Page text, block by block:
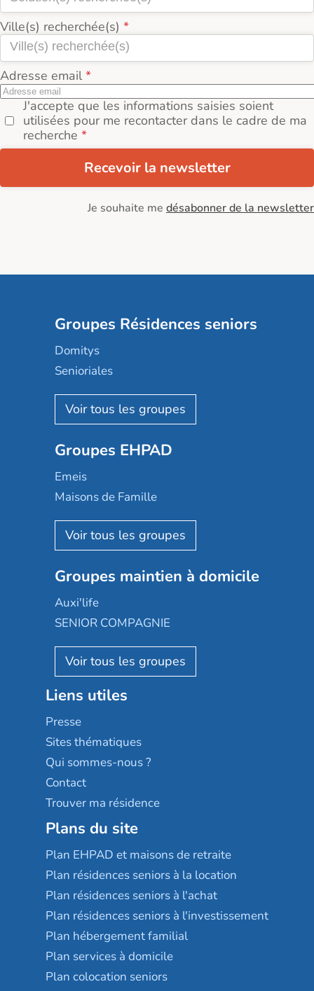
Ville(s) recherchée(s)
Adresse email
J'accepte que les informations saisies soient
utilisées pour me recontacter dans le cadre de ma
recherche
Recevoir la newsletter
Je souhaite me désabonner de la newsletter
Groupes Résidences seniors
Domitys
Senioriales
Nohée
Les Résidentiels
Mobicap
Domusvi
Happy Senior
Aquarelia
Nexity edenea
Les jardins d'Arcadie
Occitalia
Appartseniors
Reseda
Stella management
Les villages d'or
Sérénys
Résidences services Villa Médicis
Groupes EHPAD
Emeis
Maisons de Famille
Korian
Emera
Groupe SOS
Le Noble Âge
Almage
Résidalya
Groupe aplus
Groupes maintien à domicile
Auxi'life
SENIOR COMPAGNIE
AGE D'OR Services
Liens utiles
Presse
Sites thématiques
Qui sommes-nous ?
Contact
Trouver ma résidence
Plans du site
Plan EHPAD et maisons de retraite
Plan résidences seniors à la location
Plan résidences seniors à l'achat
Plan résidences seniors à l'investissement
Plan hébergement familial
Plan services à domicile
Plan colocation seniors